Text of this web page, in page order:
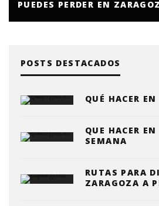
PUEDES PERDER EN
POSTS DESTACADOS
QUÉ HACER
QUE HACER
SEMANA
RUTAS PARA
ZARAGOZA A